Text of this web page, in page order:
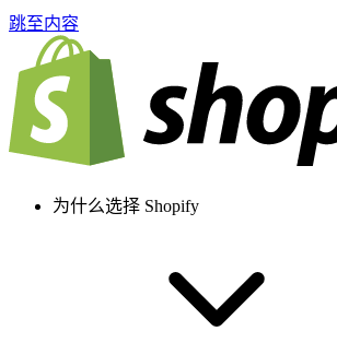
跳至内容
为什么选择 Shopify